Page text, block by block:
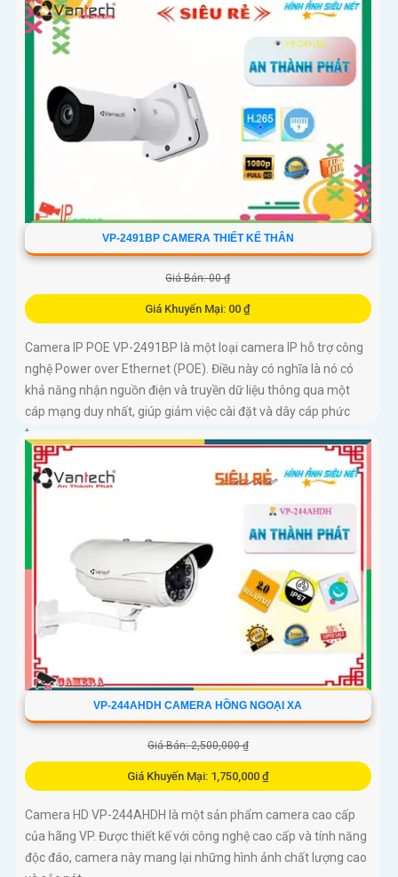
VP-2491BP CAMERA THIẾT KẾ THÂN
Giá Bán: 00 ₫
Giá Khuyến Mại: 00 ₫
Camera IP POE VP-2491BP là một loại camera IP hỗ trợ công
nghệ Power over Ethernet (POE). Điều này có nghĩa là nó có
khả năng nhận nguồn điện và truyền dữ liệu thông qua một
cáp mạng duy nhất, giúp giảm việc cài đặt và dây cáp phức
tạp
VP-244AHDH CAMERA HỒNG NGOẠI XA
Giá Bán: 2,500,000 ₫
Giá Khuyến Mại: 1,750,000 ₫
Camera HD VP-244AHDH là một sản phẩm camera cao cấp
của hãng VP. Được thiết kế với công nghệ cao cấp và tính năng
độc đáo, camera này mang lại những hình ảnh chất lượng cao